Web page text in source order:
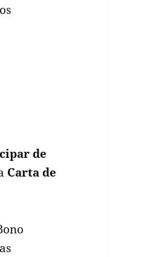
de
Carta de